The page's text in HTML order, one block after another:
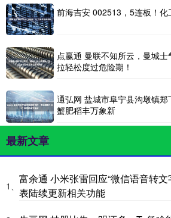
前海吉安 002513，5连板！化
点赢通 曼联不知所云，曼城
拉轻松度过危险期！
通弘网 盐城市阜宁县沟墩镇
蟹肥稻丰万象新
最新文章
1、
富余通 小米张雷回应“微信语音转
表陆续更新相关功能